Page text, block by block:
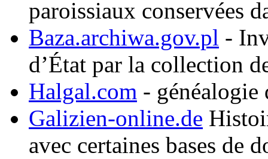
paroissiaux conservées
Baza.archiwa.gov.pl -
d’État par la collection
Halgal.com - généalogie
Galizien-online.de
avec certaines bases de